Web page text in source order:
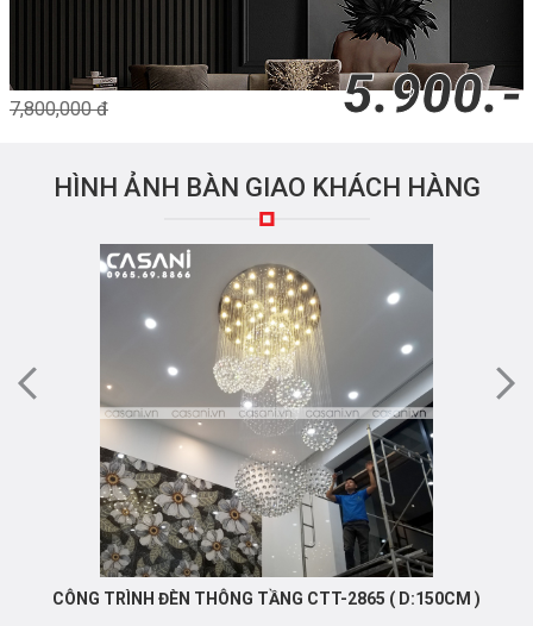
7,800,000 đ 5.900.-
HÌNH ẢNH BÀN GIAO KHÁCH HÀNG
CÔNG TRÌNH ĐÈN THÔNG TẦNG CTT-2865 ( D:150CM )